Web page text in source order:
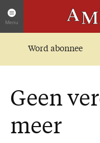
Menu
Word abonnee
Artikelen
Zoek in alle artikelen
Facebook
Geen
meer